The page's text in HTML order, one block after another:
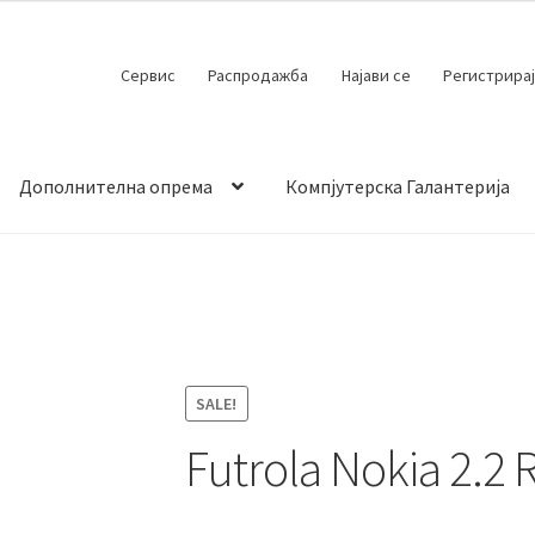
Сервис Распродажба Најави се
Дополнителна опрема Компјутерска Галантерија
SALE!
Futrola Nokia 2.2